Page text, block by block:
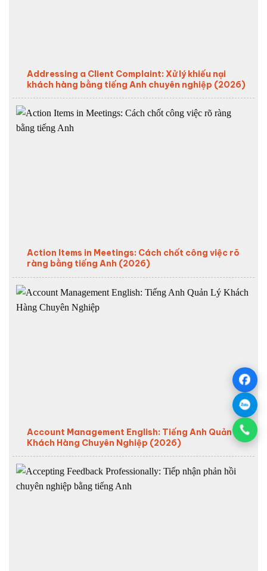
Addressing a Client Complaint: Xử lý khiếu nại
khách hàng bằng tiếng Anh chuyên nghiệp (2026)
Action Items in Meetings: Cách chốt công việc rõ
ràng bằng tiếng Anh (2026)
Account Management English: Tiếng Anh Quản Lý
Khách Hàng Chuyên Nghiệp (2026)